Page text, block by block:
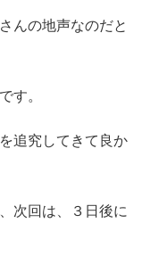
んの地声なのだと
す。
追究してきて良か
次回は、３日後に